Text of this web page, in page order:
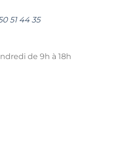
51 44 35
de 9h à 18h